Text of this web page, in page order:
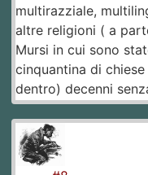
multirazziale,
altre religioni ( a
Mursi in cui sono
cinquantina di
dentro) decenni